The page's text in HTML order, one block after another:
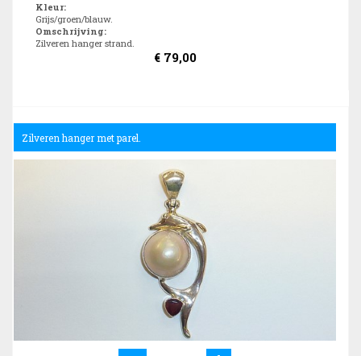
Kleur:
Grijs/groen/blauw.
Omschrijving:
Zilveren hanger strand.
€ 79,00
Zilveren hanger met parel.